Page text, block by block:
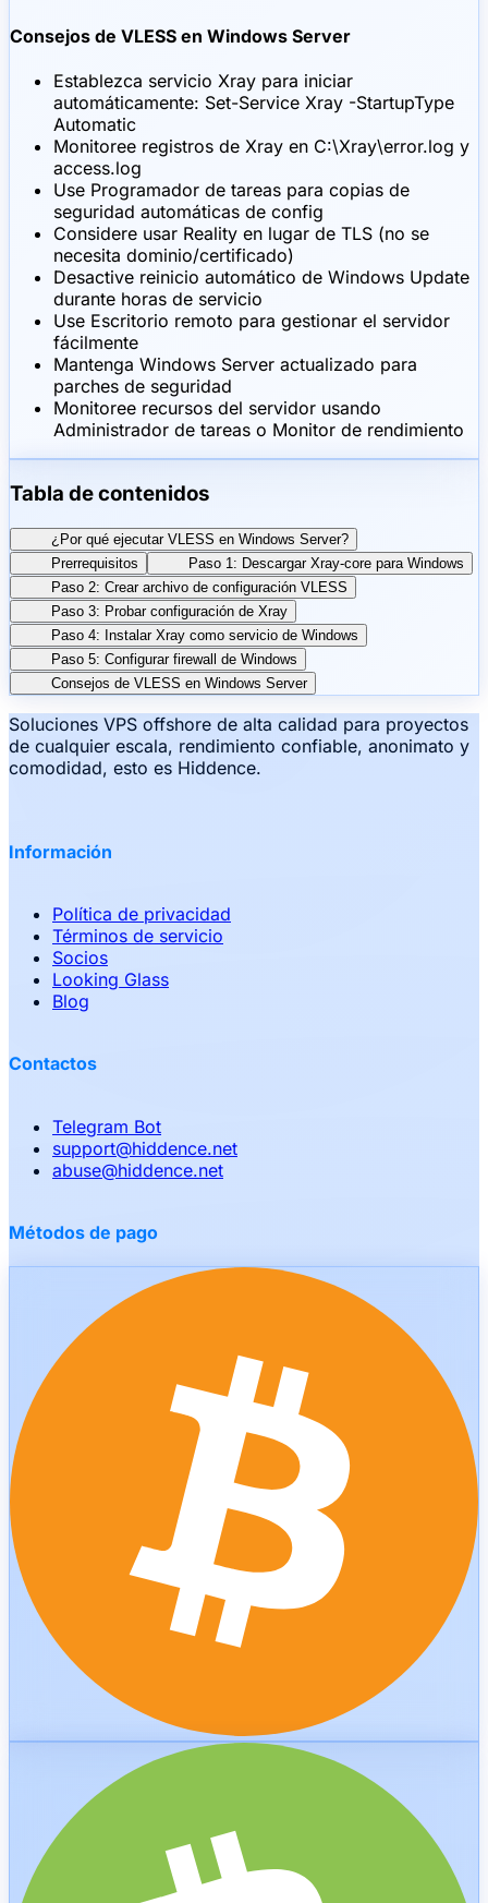
Consejos de VLESS en Windows Server
Establezca servicio Xray para iniciar
automáticamente: Set-Service Xray -StartupType
Automatic
Monitoree registros de Xray en C:\Xray\error.log y
access.log
Use Programador de tareas para copias de
seguridad automáticas de config
Considere usar Reality en lugar de TLS (no se
necesita dominio/certificado)
Desactive reinicio automático de Windows Update
durante horas de servicio
Use Escritorio remoto para gestionar el servidor
fácilmente
Mantenga Windows Server actualizado para
parches de seguridad
Monitoree recursos del servidor usando
Administrador de tareas o Monitor de rendimiento
Tabla de contenidos
¿Por qué ejecutar VLESS en Windows Server?
Prerrequisitos
Paso 1: Descargar Xray-core para Windows
Paso 2: Crear archivo de configuración VLESS
Paso 3: Probar configuración de Xray
Paso 4: Instalar Xray como servicio de Windows
Paso 5: Configurar firewall de Windows
Consejos de VLESS en Windows Server
Soluciones VPS offshore de alta calidad para proyectos
de cualquier escala, rendimiento confiable, anonimato y
comodidad, esto es Hiddence.
Información
Política de privacidad
Términos de servicio
Socios
Looking Glass
Blog
Contactos
Telegram Bot
support@hiddence.net
abuse@hiddence.net
Métodos de pago